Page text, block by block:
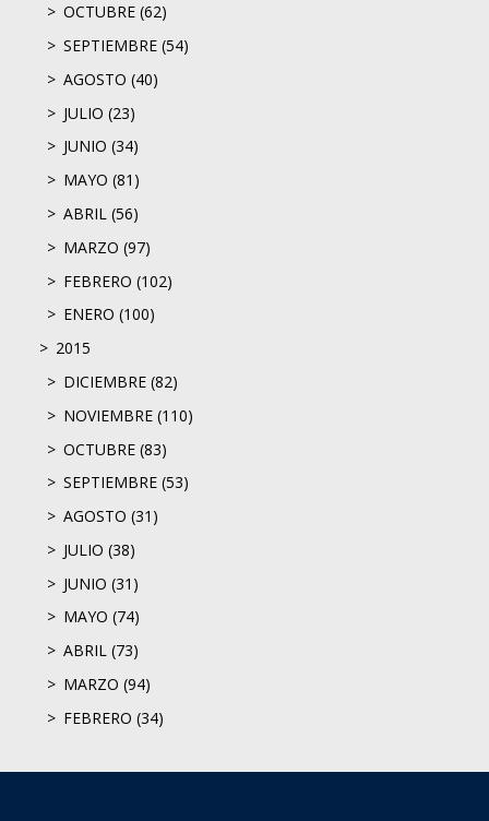
OCTUBRE (62)
SEPTIEMBRE (54)
AGOSTO (40)
JULIO (23)
JUNIO (34)
MAYO (81)
ABRIL (56)
MARZO (97)
FEBRERO (102)
ENERO (100)
2015
DICIEMBRE (82)
NOVIEMBRE (110)
OCTUBRE (83)
SEPTIEMBRE (53)
AGOSTO (31)
JULIO (38)
JUNIO (31)
MAYO (74)
ABRIL (73)
MARZO (94)
FEBRERO (34)